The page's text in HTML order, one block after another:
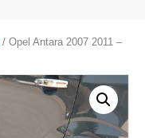
/ Opel Antara 2007 2011 –